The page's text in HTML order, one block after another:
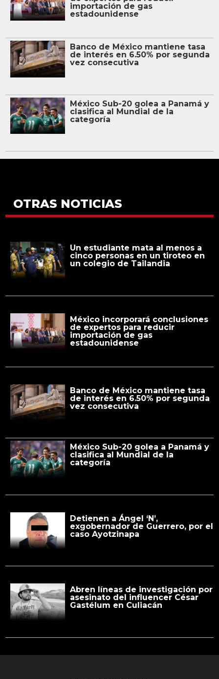
importación de gas
estadounidense
Banco de México mantiene tasa
de interés en 6.50% por segunda
vez consecutiva
México Sub-20 golea a Panamá y
clasifica al Mundial de la
categoría
OTRAS NOTICIAS
Un estudiante mata al menos a
cinco personas en un tiroteo en
un colegio de Tailandia
México incorporará conclusiones
de expertos para reducir
importación de gas
estadounidense
Banco de México mantiene tasa
de interés en 6.50% por segunda
vez consecutiva
México Sub-20 golea a Panamá y
clasifica al Mundial de la
categoría
Detienen a Ángel ‘N’,
exgobernador de Guerrero, por el
caso Ayotzinapa
Abren líneas de investigación por
asesinato del influencer César
Gastélum en Culiacán